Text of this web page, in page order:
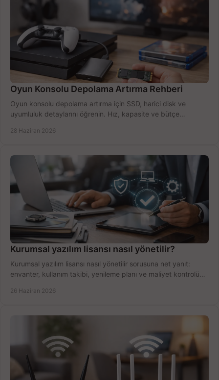
Oyun Konsolu Depolama Artırma Rehberi
Oyun konsolu depolama artırma için SSD, harici disk ve
uyumluluk detaylarını öğrenin. Hız, kapasite ve bütçe
28 Haziran 2026
Kurumsal yazılım lisansı nasıl yönetilir?
Kurumsal yazılım lisansı nasıl yönetilir sorusuna net yanıt:
envanter, kullanım takibi, yenileme planı ve maliyet kontrolü
26 Haziran 2026